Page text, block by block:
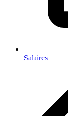
Salaires